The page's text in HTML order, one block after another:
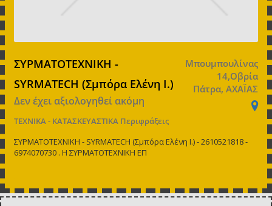
ΣΥΡΜΑΤΟΤΕΧΝΙΚΗ -
SYRMATECH (Σμπόρα Ελένη Ι.)
Δεν έχει αξιολογηθεί ακόμη
ΤΕΧΝΙΚΑ - ΚΑΤΑΣΚΕΥΑΣΤΙΚΑ Περιφράξεις
Μπουμπουλίνας
14,Οβρία
Πάτρα, ΑΧΑΪΑΣ
ΣΥΡΜΑΤΟΤΕΧΝΙΚΗ - SYRMATECH (Σμπόρα Ελένη Ι.) - 2610521818 -
6974070730 . Η ΣΥΡΜΑΤΟΤΕΧΝΙΚΗ ΕΠ